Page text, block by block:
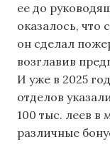
ее до
оказалось, что
он сделал
возглавив
И уже в 2025
отделов
100 тыс. леев в
различные